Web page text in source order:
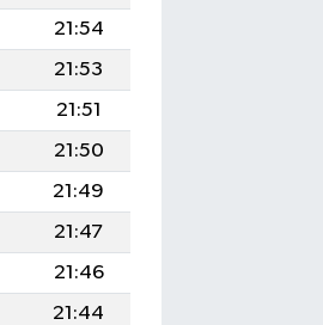
21:54
21:53
21:51
21:50
21:49
21:47
21:46
21:44